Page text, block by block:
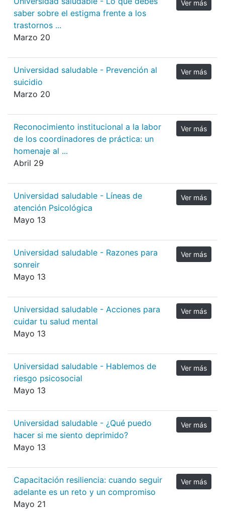
saber sobre el estigma frente a los
trastornos ...
Marzo 20
Ver más
Universidad saludable - Prevención al
suicidio
Marzo 20
Ver más
Reconocimiento institucional a la labor
de los coordinadores de práctica: un
homenaje al ...
Abril 29
Ver más
Universidad saludable - Líneas de
atención Psicológica
Mayo 13
Ver más
Universidad saludable - Razones para
sonreir
Mayo 13
Ver más
Universidad saludable - Acciones para
cuidar tu salud mental
Mayo 13
Ver más
Universidad saludable - Hablemos de
riesgo psicosocial
Mayo 13
Ver más
Universidad saludable - ¿Qué puedo
hacer si me siento deprimido?
Mayo 13
Ver más
Capacitación resiliencia: cuando seguir
adelante es un reto y un compromiso
Mayo 21
Ver más